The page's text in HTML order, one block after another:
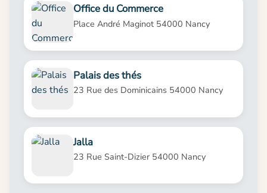
Office du Commerce
Place André Maginot 54000 Nancy
Palais des thés
23 Rue des Dominicains 54000 Nancy
Jalla
23 Rue Saint-Dizier 54000 Nancy